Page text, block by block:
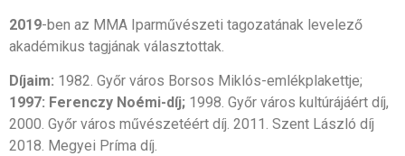
2019-ben az MMA Iparművészeti tagozatának levelező
akadémikus tagjának választottak.
Díjaim: 1982. Győr város Borsos Miklós-emlékplakettje;
1997: Ferenczy Noémi-díj; 1998. Győr város kultúrájáért díj,
2000. Győr város művészetéért díj. 2011. Szent László díj
2018. Megyei Príma díj.